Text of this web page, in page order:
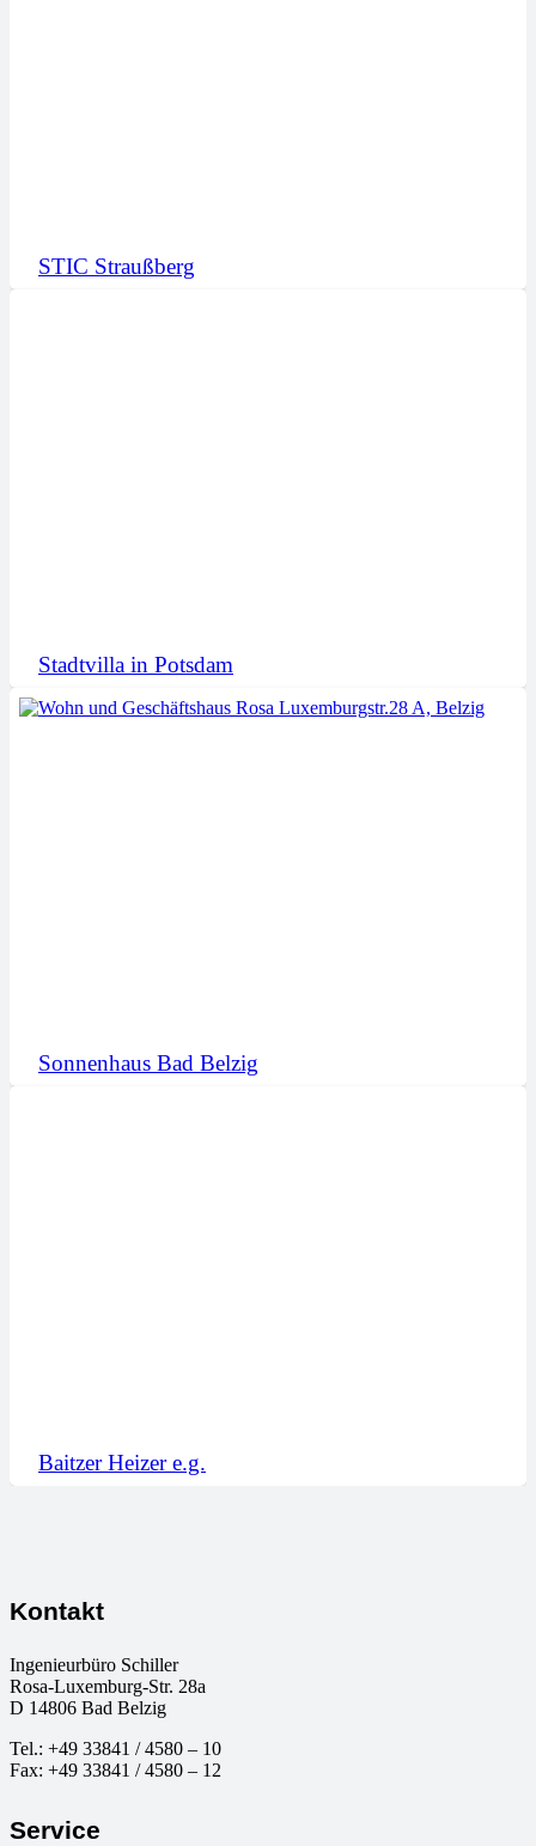
STIC Straußberg
Stadtvilla in Potsdam
Sonnenhaus Bad Belzig
Baitzer Heizer e.g.
Kontakt
Ingenieurbüro Schiller
Rosa-Luxemburg-Str. 28a
D 14806 Bad Belzig
Tel.: +49 33841 / 4580 – 10
Fax: +49 33841 / 4580 – 12
Service